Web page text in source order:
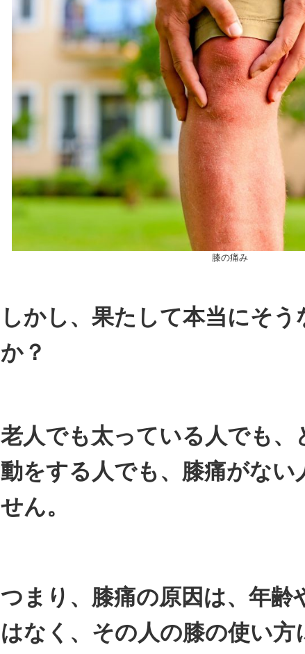
膝の痛み
しかし、果たして本当にそう
か？
老人でも太っている人でも、
動をする人でも、膝痛がない
せん。
つまり、膝痛の原因は、年齢
はなく、その人の膝の使い方